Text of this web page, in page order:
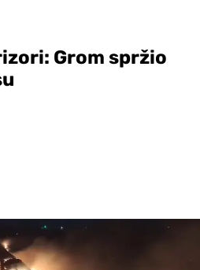
Grom spržio